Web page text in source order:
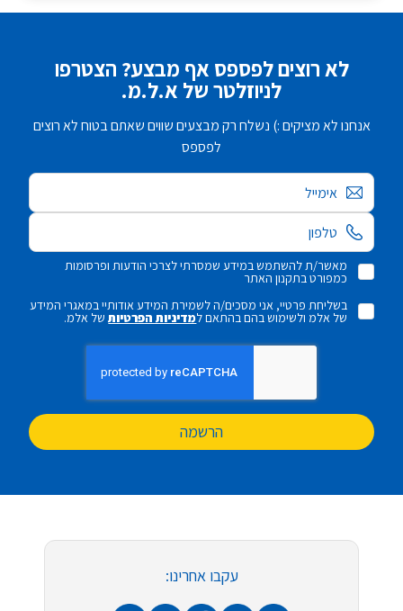
לא רוצים לפספס אף מבצע? הצטרפו
לניוזלטר של א.ל.מ.
אנחנו לא מציקים :) נשלח רק מבצעים שווים שאתם בטוח לא רוצים
לפספס
אימייל
מאשר/ת להשתמש במידע שמסרתי לצרכי הודעות ופרסומות
כמפורט בתקנון האתר
בשליחת פרטיי, אני מסכים/ה לשמירת המידע אודותיי במאגרי המידע
של אלמ ולשימוש בהם בהתאם למדיניות הפרטיותשל אלמ.
הרשמה
עקבו אחרינו: